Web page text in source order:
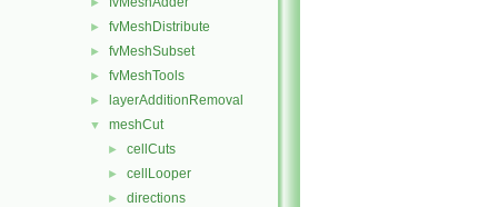
► fvMeshDistribute
► fvMeshSubset
► fvMeshTools
► layerAdditionRemoval
▼ meshCut
► cellCuts
► cellLooper
► directions